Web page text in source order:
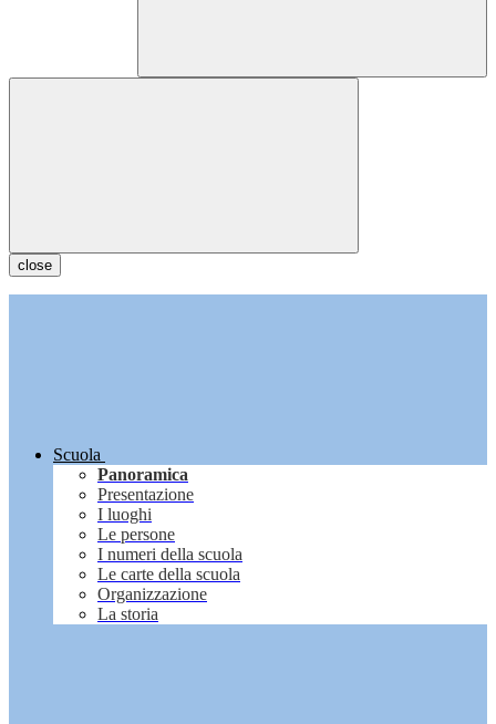
close
Scuola
Panoramica
Presentazione
I luoghi
Le persone
I numeri della scuola
Le carte della scuola
Organizzazione
La storia